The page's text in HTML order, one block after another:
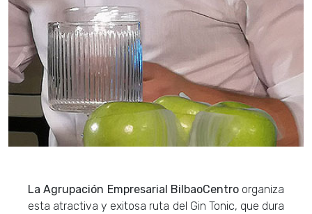
La Agrupación Empresarial BilbaoCentroorganiza
esta atractiva y exitosa ruta del Gin Tonic, que dura